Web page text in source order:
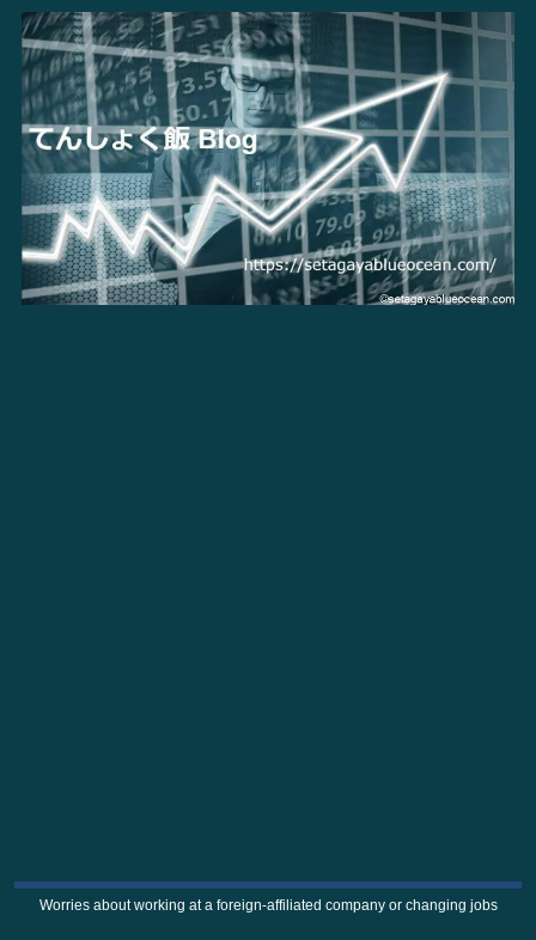
Worries about working at a foreign-affiliated company or changing jobs